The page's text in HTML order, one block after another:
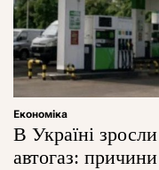
Економіка
В Україні
автогаз: